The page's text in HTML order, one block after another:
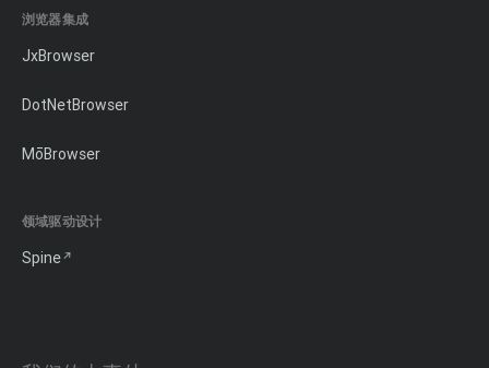
浏览器集成
JxBrowser
DotNetBrowser
MōBrowser
领域驱动设计
Spine